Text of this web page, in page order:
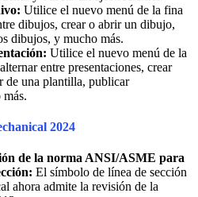
Utilice el nuevo menú de la fina
dibujos, crear o abrir un dibujo,
dibujos, y mucho más.
Utilice el nuevo menú de la
entre presentaciones, crear
de una plantilla, publicar
2024
de la norma ANSI/ASME para
El símbolo de línea de sección
ahora admite la revisión de la